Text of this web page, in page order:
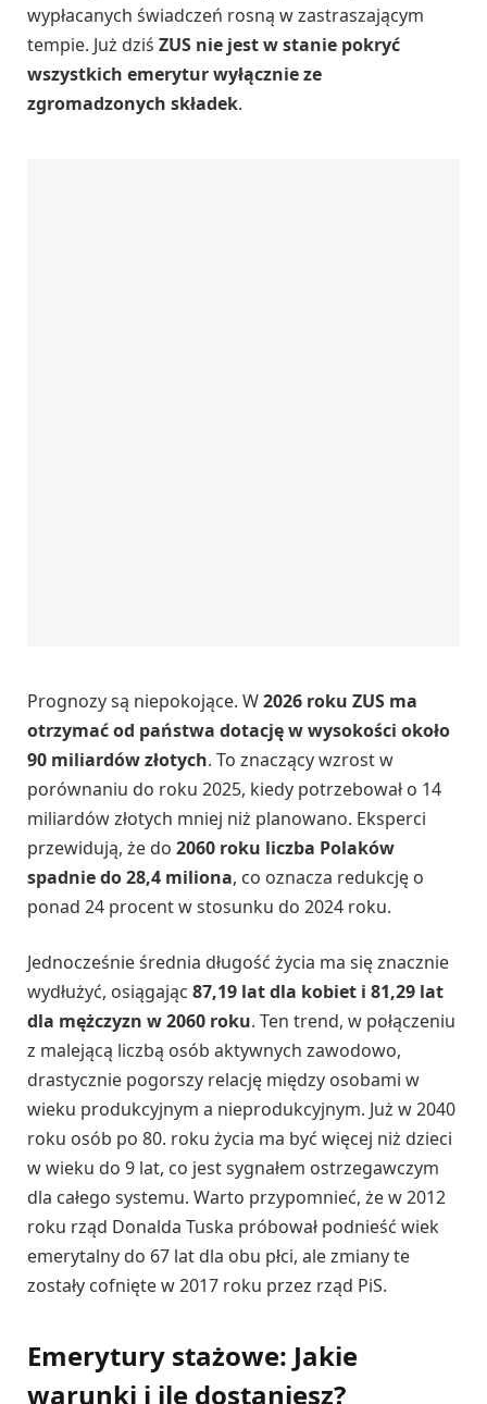
wypłacanych świadczeń rosną w zastraszającym
tempie. Już dziś ZUS nie jest w stanie pokryć
wszystkich emerytur wyłącznie ze
zgromadzonych składek.
Prognozy są niepokojące. W2026 roku ZUS ma
otrzymać od państwa dotację w wysokości około
90 miliardów złotych. To znaczący wzrost w
porównaniu do roku 2025, kiedy potrzebował o 14
miliardów złotych mniej niż planowano. Eksperci
przewidują, że do 2060 roku liczba Polaków
spadnie do 28,4 miliona, co oznacza redukcję o
ponad 24 procent w stosunku do 2024 roku.
Jednocześnie średnia długość życia ma się znacznie
wydłużyć, osiągając 87,19 lat dla kobiet i 81,29 lat
dla mężczyzn w 2060 roku. Ten trend, w połączeniu
z malejącą liczbą osób aktywnych zawodowo,
drastycznie pogorszy relację między osobami w
wieku produkcyjnym a nieprodukcyjnym. Już w 2040
roku osób po 80. roku życia ma być więcej niż dzieci
w wieku do 9 lat, co jest sygnałem ostrzegawczym
dla całego systemu. Warto przypomnieć, że w 2012
roku rząd Donalda Tuska próbował podnieść wiek
emerytalny do 67 lat dla obu płci, ale zmiany te
zostały cofnięte w 2017 roku przez rząd PiS.
Emerytury stażowe: Jakie
warunki i ile dostaniesz?